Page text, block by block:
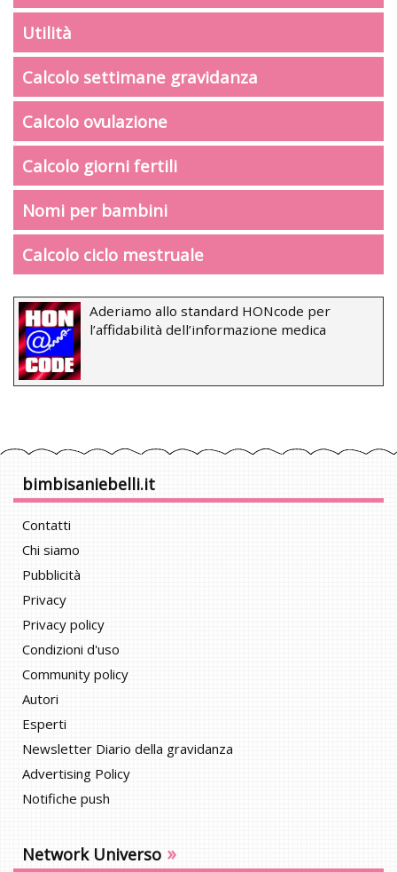
Utilità
Calcolo settimane gravidanza
Calcolo ovulazione
Calcolo giorni fertili
Nomi per bambini
Calcolo ciclo mestruale
Aderiamo allo standard HONcode per
l’affidabilità dell’informazione medica
bimbisaniebelli.it
Contatti
Chi siamo
Pubblicità
Privacy
Privacy policy
Condizioni d'uso
Community policy
Autori
Esperti
Newsletter Diario della gravidanza
Advertising Policy
Notifiche push
Network Universo »